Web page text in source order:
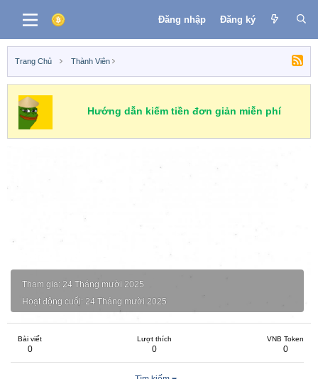
Đăng nhập Đăng ký
Trang Chủ Thành Viên
Hướng dẫn kiếm tiền đơn giản miễn phí
Tham gia 24 Tháng mười 2025
Hoạt động cuối 24 Tháng mười 2025
Bài viết
0
Lượt thích
0
VNB Token
0